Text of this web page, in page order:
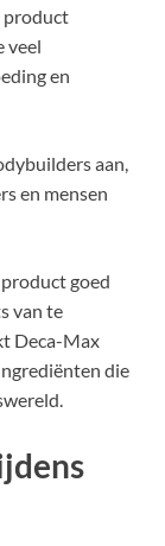
product
veel
en
aan,
en mensen
goed
van te
Deca-Max
die